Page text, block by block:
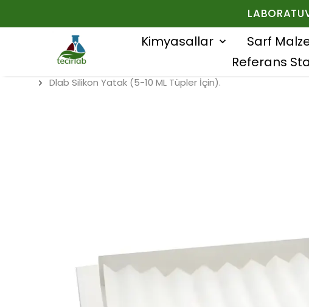
Kimyasallar Sarf
Referans
Dlab Silikon Yatak (5-10 ML Tüpler İçin).